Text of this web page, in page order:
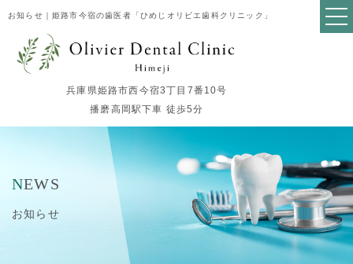
お知らせ｜姫路市今宿の歯医者「ひめじオリビエ歯科クリニック」
兵庫県姫路市西今宿3丁目7番10号
播磨高岡駅下車 徒歩5分
NEWS
お知らせ